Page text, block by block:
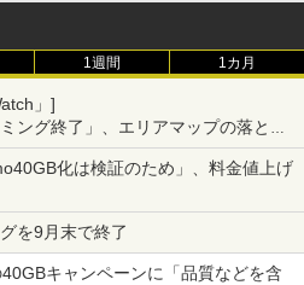
1週間 1カ月
」]
ング終了」、エリアマップの落とし
化は検証のため」、料金値上げ
を9月末で終了
キャンペーンに「品質などを含